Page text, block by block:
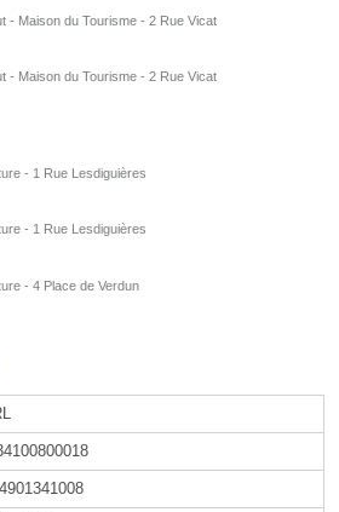
- Maison du Tourisme - 2 Rue Vicat
- Maison du Tourisme - 2 Rue Vicat
- 1 Rue Lesdiguières
- 1 Rue Lesdiguières
- 4 Place de Verdun